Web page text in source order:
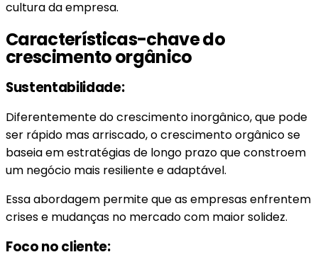
cultura da empresa.
Características-chave do
crescimento orgânico
Sustentabilidade:
Diferentemente do crescimento inorgânico, que pode
ser rápido mas arriscado, o crescimento orgânico se
baseia em estratégias de longo prazo que constroem
um negócio mais resiliente e adaptável.
Essa abordagem permite que as empresas enfrentem
crises e mudanças no mercado com maior solidez.
Foco no cliente: